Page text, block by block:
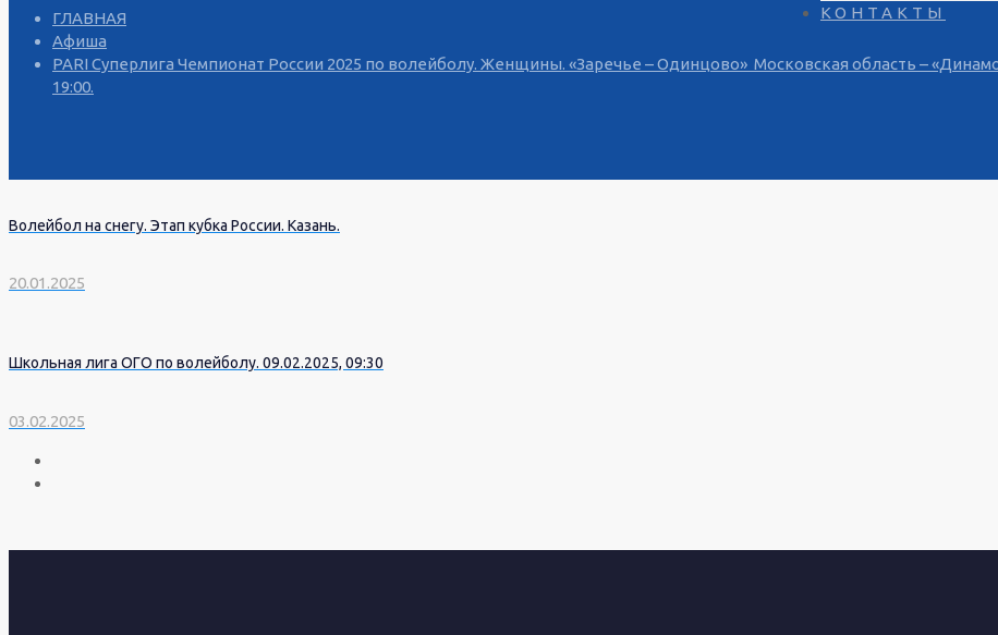
КОНТАКТЫ
ГЛАВНАЯ
Афиша
PARI Суперлига Чемпионат России 2025 по волейболу. Женщины. «Заречье – Одинцово» Московская область –
19:00.
Волейбол на снегу. Этап кубка России. Казань.
20.01.2025
Школьная лига ОГО по волейболу. 09.02.2025, 09:30
03.02.2025